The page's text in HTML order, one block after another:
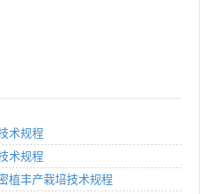
术规程
术规程
植丰产栽培技术规程